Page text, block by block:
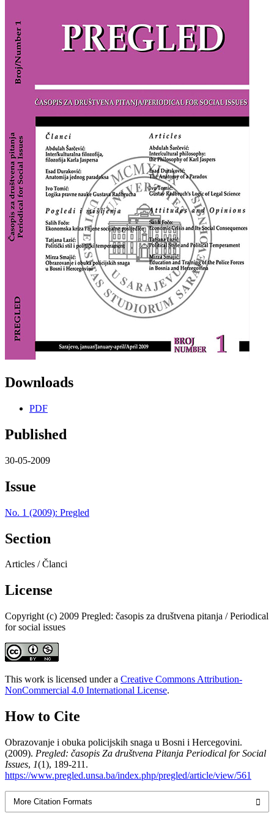
Downloads
PDF
Published
30-05-2009
Issue
No. 1 (2009): Pregled
Section
Articles / Članci
License
Copyright (c) 2009 Pregled: časopis za društvena pitanja / Periodical
for social issues
This work is licensed under a Creative Commons Attribution-
NonCommercial 4.0 International License.
How to Cite
Obrazovanje i obuka policijskih snaga u Bosni i Hercegovini.
(2009). Pregled: časopis Za društvena Pitanja Periodical for Social
Issues, 1(1), 189-211.
https://www.pregled.unsa.ba/index.php/pregled/article/view/561
More Citation Formats